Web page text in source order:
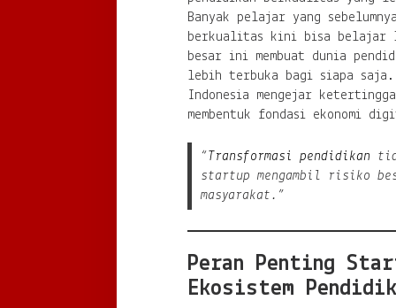
Banyak pelajar yang
berkualitas kini bisa belajar
besar ini membuat dunia
lebih terbuka bagi siapa saja.
Indonesia mengejar
membentuk fondasi ekonomi
“ Transformasi pendidikan
startup mengambil risiko
masyarakat.”
Peran Penting
Ekosistem